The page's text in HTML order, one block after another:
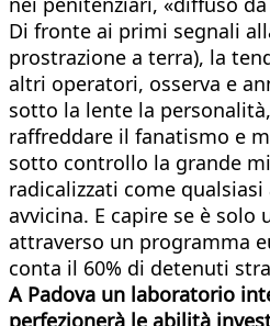
Di fronte ai primi segnali
prostrazione a terra), la
altri operatori, osserva e
sotto la lente la
raffreddare il fanatismo e
sotto controllo la grande
radicalizzati come
avvicina. E capire se è
attraverso un programma
conta il 60% di detenuti
A Padova un laboratorio
perfezionerà le abilità